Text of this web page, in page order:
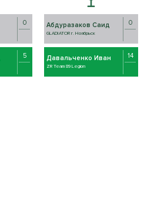
0
5
Абдуразаков Саид
GLADIATOR г. Ноябрьск
0
Давальченко Иван
ZR Team 89 Legion
14